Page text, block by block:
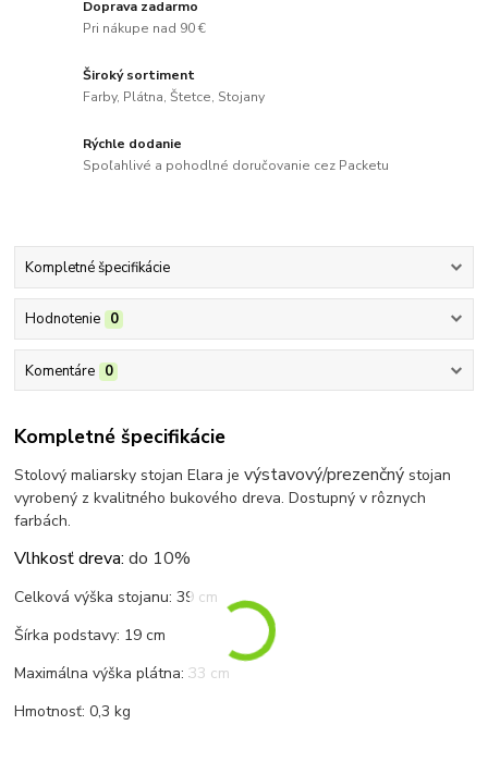
Doprava zadarmo
Pri nákupe nad 90 €
Široký sortiment
Farby, Plátna, Štetce, Stojany
Rýchle dodanie
Spoľahlivé a pohodlné doručovanie cez Packetu
Kompletné špecifikácie
Hodnotenie 0
Komentáre 0
Kompletné špecifikácie
Stolový maliarsky stojan Elara jevýstavový/prezenčný stojan
vyrobený z kvalitného bukového dreva. Dostupný v rôznych
farbách.
Vlhkosť dreva:do 10%
Celková výška stojanu: 39 cm
Šírka podstavy: 19 cm
Maximálna výška plátna: 33 cm
Hmotnosť: 0,3 kg